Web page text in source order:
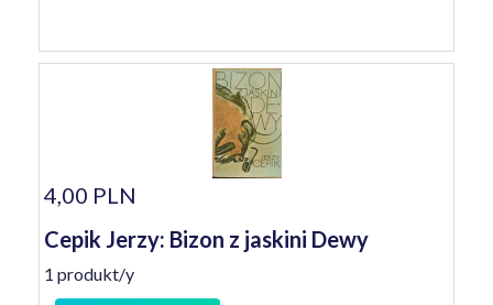
4,00 PLN
Cepik Jerzy: Bizon z jaskini Dewy
1 produkt/y